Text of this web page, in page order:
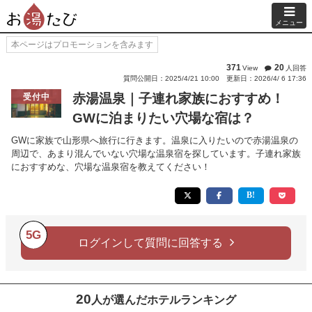
メニュー
本ページはプロモーションを含みます
371View 20 人回答
質問公開日：2025/4/21 10:00
更新日：2026/4/ 6 17:36
受付中
赤湯温泉｜子連れ家族におすすめ！
GWに泊まりたい穴場な宿は？
GWに家族で山形県へ旅行に行きます。温泉に入りたいので赤湯温泉の
周辺で、あまり混んでいない穴場な温泉宿を探しています。子連れ家族
におすすめな、穴場な温泉宿を教えてください！
5G
ログインして質問に回答する
20 人が選んだホテルランキング